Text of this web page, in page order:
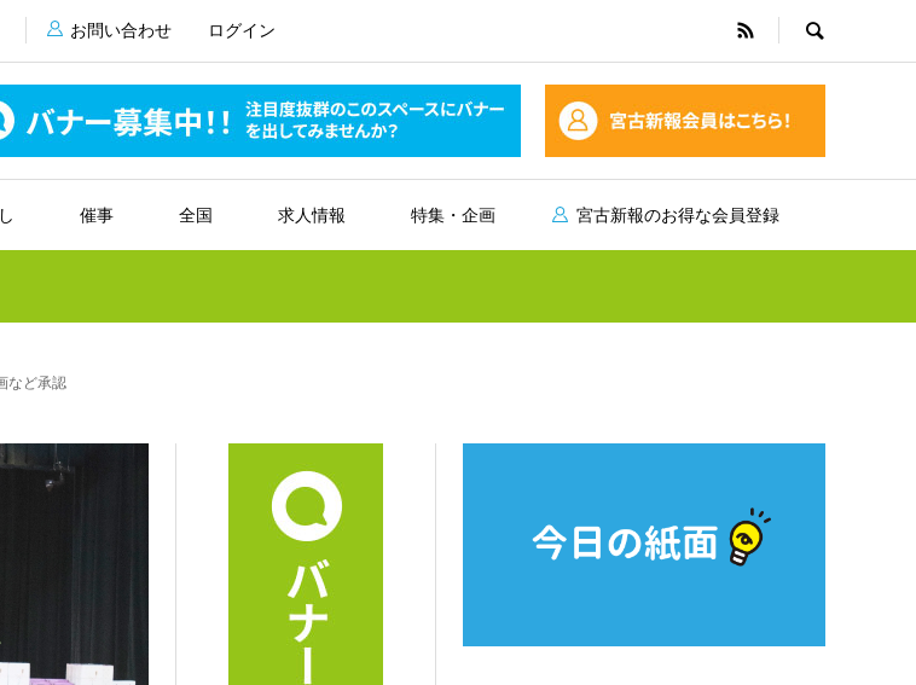
お問い合わせ ログイン
催事 全国 求人情報 特集・企画 宮古新報のお得な会員登録
など承認